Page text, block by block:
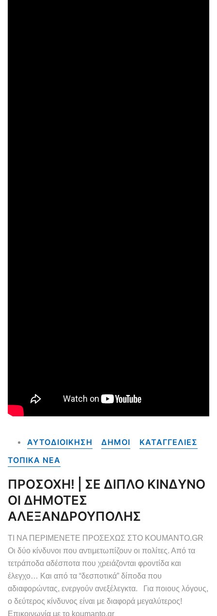
ΑΥΤΟΔΙΟΙΚΗΣΗ ΔΗΜΟΙ
ΚΑΤΑΓΓΕΛΙΕΣ
ΤΟΠΙΚΑ NEA
ΠΡΟΣΟΧΗ! | ΣΕ ΔΙΠΛΟ ΚΙΝΔΥΝΟ
ΟΙ ΔΗΜΟΤΕΣ
ΑΛΕΞΑΝΔΡΟΥΠΟΛΗΣ
ΤΙ ΝΑ ΠΕΡΙΜΕΝΕΤΕ ΠΡΟΣΕΧΩΣ ΣΤΟ KOUMANTO.GR
Οι δύο κίνδυνοι που αντιμετωπίζουν οι πολίτες. Από τα
τετράποδα αδέσποτα που χρειάζονται φροντίδα και
έλεγχο… Και από τα “δεσποτικά” δίποδα που
αδιαφορώντας, ενεργούν ανεξέλεγκτα. Για ποιους λόγους,
ο δεύτερος κίνδυνος είναι με διαφορά μεγαλύτερος!
Επικοινωνία με το koumanto.gr